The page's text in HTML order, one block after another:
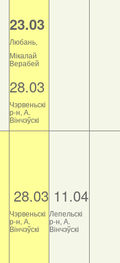
23.03
Любань,
Мікалай
Верабей
28.03
Чэрвеньскі
р-н, А.
Вінчэўскі
28.03
Чэрвеньскі
р-н, А.
Вінчэўскі
11.04
Лепельскі
р-н, А.
Вінчэўскі